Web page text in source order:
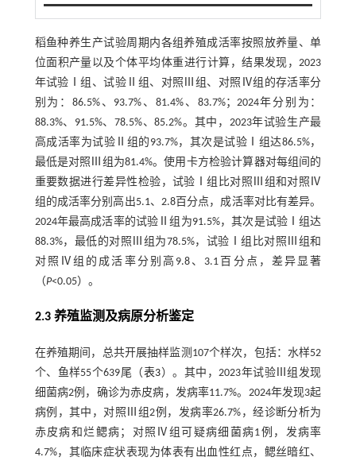
稻鱼种养生产试验周期内各组养殖成活率按照放养量、单
位面积产量以及个体平均体重进行计算，结果发现，2023
年试验Ⅰ组、试验Ⅱ组、对照Ⅲ组、对照Ⅳ组的存活率分
别为：86.5%、93.7%、81.4%、83.7%；2024年分别为：
88.3%、91.5%、78.5%、85.2%。其中，2023年试验生产最
高成活率为试验Ⅱ组的93.7%，其次是试验Ⅰ组达86.5%，
最低是对照Ⅲ组为81.4%。使用卡方检验计算器对每组间的
重要数据进行差异性检验，试验Ⅰ组比对照Ⅲ组和对照Ⅳ
组的成活率分别高出5.1、2.8百分点，成活率对比有差异。
2024年最高成活率的试验Ⅱ组为91.5%，其次是试验Ⅰ组达
88.3%，最低的对照Ⅲ组为78.5%，试验Ⅰ组比对照Ⅲ组和
对照Ⅳ组的成活率分别高9.8、3.1百分点，差异显著
（P<0.05）。
2.3 养殖监测及病原分析鉴定
在养殖期间，总共开展抽样监测107个样次，包括：水样52
个、鱼样55个639尾（表3）。其中，2023年试验Ⅲ组发现
细菌病2例，确诊为赤皮病，发病率11.7%。2024年发现3起
病例，其中，对照Ⅲ组2例，发病率26.7%，经诊断分析为
赤皮病和烂鳃病；对照Ⅳ组可疑病细菌病1例，发病率
4.7%，其临床症状表现为体表有出血性红点，鳃丝暗红、